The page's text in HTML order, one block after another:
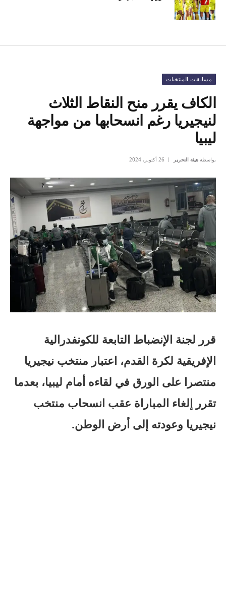
مسابقات المنتخبات
الكاف يقرر منح النقاط الثلاث
لنيجيريا رغم انسحابها من مواجهة
ليبيا
بواسطة هيئة التحرير 26 أكتوبر، 2024
قرر لجنة الإنضباط التابعة للكونفدرالية
الإفريقية لكرة القدم، اعتبار منتخب نيجيريا
منتصرا على الورق في لقاءه أمام ليبيا، بعدما
تقرر إلغاء المباراة عقب انسحاب منتخب
نيجيريا وعودته إلى أرض الوطن.